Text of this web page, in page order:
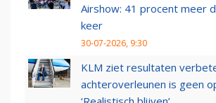
Airshow: 41 procent meer
keer
30-07-2026, 9:30
KLM ziet resultaten
achteroverleunen is geen